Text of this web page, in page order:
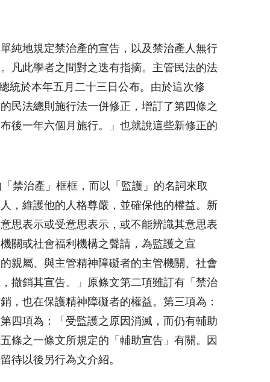
純地規定禁治產的宣告，以及禁治產人無行
凡此學者之間對之迭有指摘。主管民法的法
統於本年五月二十三日 公布。由於這次修
民法總則施行法一併修正，增訂了第四條之
後一年六個月施行。」也就說這些新修正的
禁治產」框框，而以「監護」的名詞來取
，維護他的人格尊嚴，並確保他的權益。新
思表示或受意思表示，或不能辨識其意思表
關或社會福利機構之聲請，為監護之宣
親屬、與主管精神障礙者的主管機關、社會
撤銷其宣告。」原條文第二項雖訂有「禁治
，也在保護精神障礙者的權益。第三項為：
四項為：「受監護之原因消滅，而仍有輔助
條之一條文所規定的「輔助宣告」有關。因
待以後另行為文介紹。